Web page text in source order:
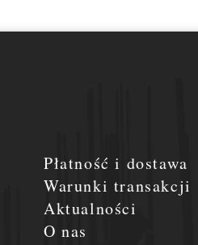
Płatność i dostawa
Warunki transakcji
Aktualności
O nas